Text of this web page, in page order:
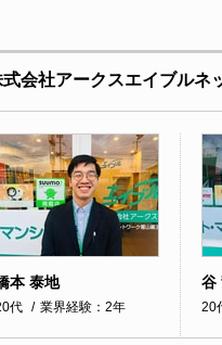
式会社アークスエイブルネ
本 泰地
代 業界経験：2年
谷
20